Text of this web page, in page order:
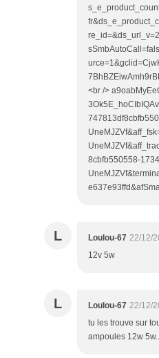
<br />
8cbfb550558-
L Loulou-67 22/12/
12v 5w
L Loulou-67 22/12/
tu les trouve sur
ampoules 12w